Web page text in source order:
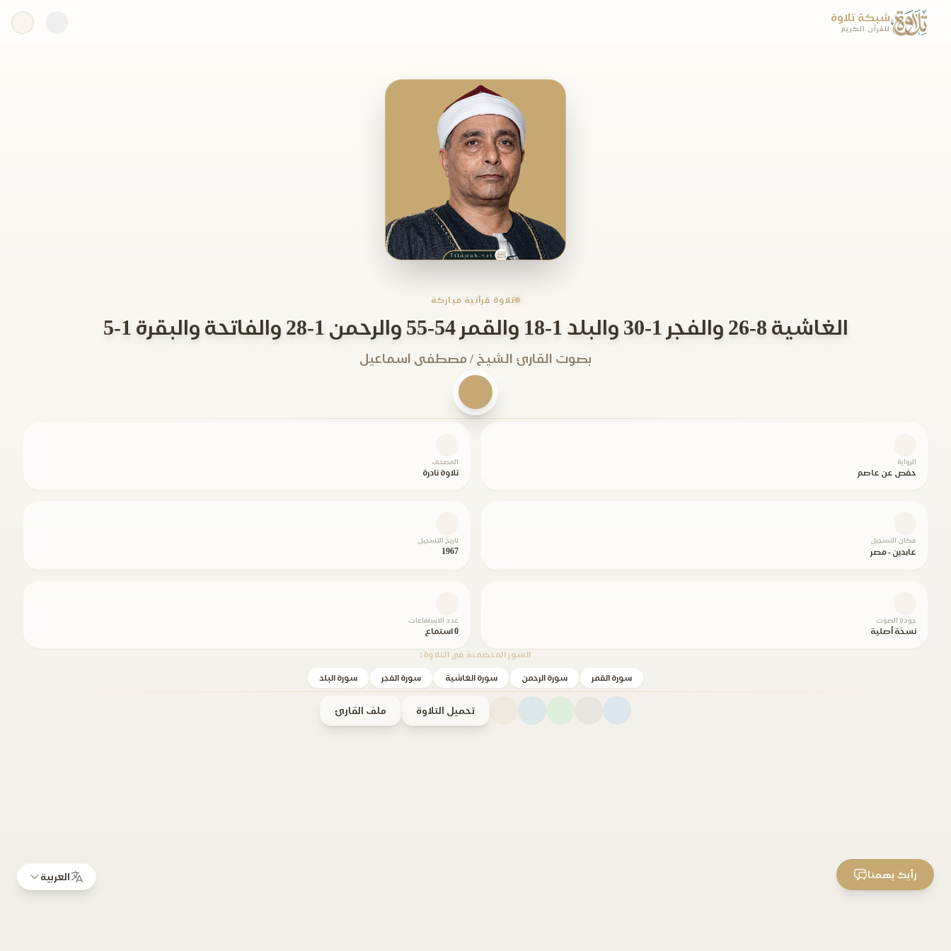
شبكة تلاوة
للقرآن الكريم
تلاوة قرآنية مباركة
الغاشية 8-26 والفجر 1-30 والبلد 1-18 والقمر 54-55 والرحمن 1-28 والفاتحة والبقرة 1-5
بصوت القارئ الشيخ / مصطفى اسماعيل
الرواية
حفص عن عاصم
المصحف
تلاوة نادرة
مكان التسجيل
عابدين - مصر
تاريخ التسجيل
1967
جودة الصوت
نسخة أصلية
عدد الاستماعات
0 استماع
السور المتضمنة في التلاوة:
سورة القمر سورة الرحمن سورة الغاشية سورة الفجر سورة البلد
تحميل التلاوة ملف القارئ
العربية رأيك يهمنا